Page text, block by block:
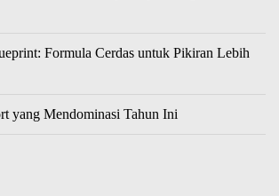
Formula Cerdas untuk Pikiran Lebih
yang Mendominasi Tahun Ini